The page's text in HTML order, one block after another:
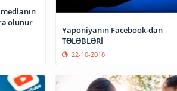
olunur
Yaponiyanın Facebook-dan
TƏLƏBLƏRİ
22-10-2018